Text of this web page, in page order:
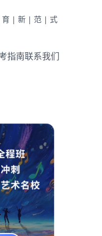
|新|范|式
指南联系我们